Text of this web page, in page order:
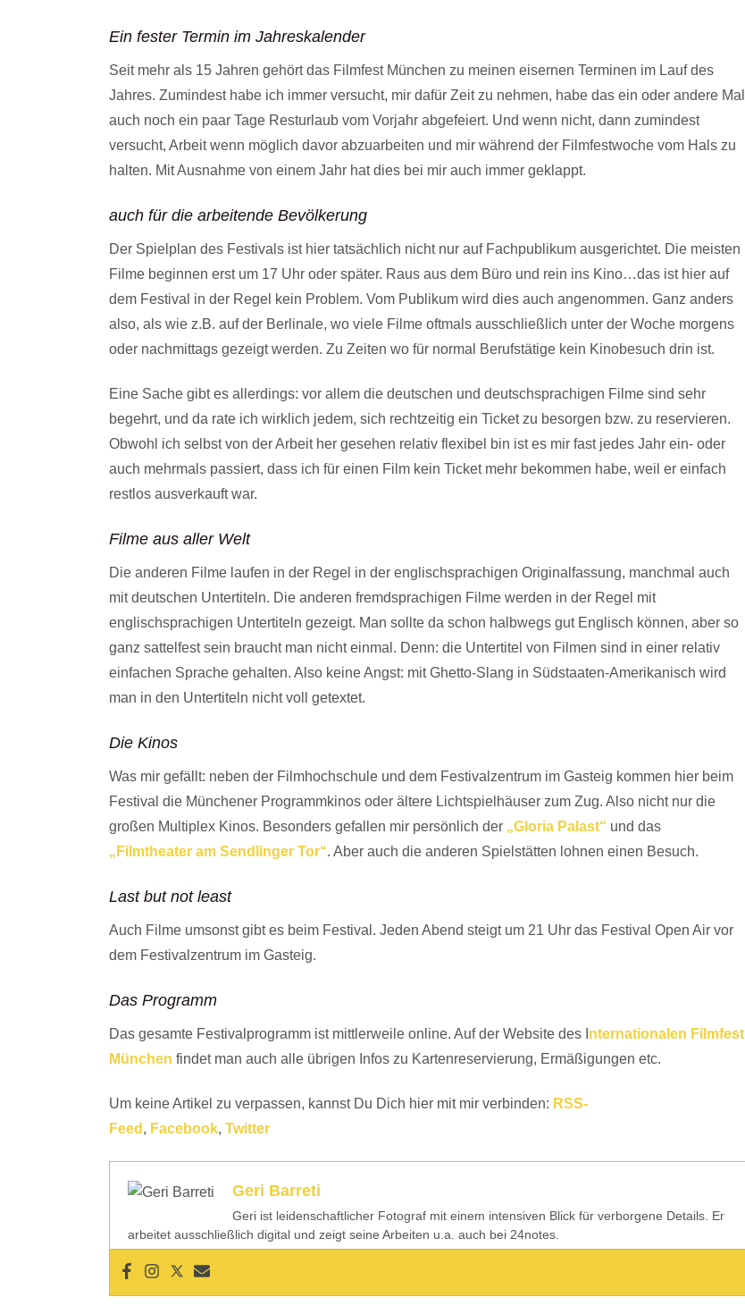
Ein fester Termin im Jahreskalender
Seit mehr als 15 Jahren gehört das Filmfest München zu meinen eisernen Terminen im Lauf des
Jahres. Zumindest habe ich immer versucht, mir dafür Zeit zu nehmen, habe das ein oder andere Mal
auch noch ein paar Tage Resturlaub vom Vorjahr abgefeiert. Und wenn nicht, dann zumindest
versucht, Arbeit wenn möglich davor abzuarbeiten und mir während der Filmfestwoche vom Hals zu
halten. Mit Ausnahme von einem Jahr hat dies bei mir auch immer geklappt.
auch für die arbeitende Bevölkerung
Der Spielplan des Festivals ist hier tatsächlich nicht nur auf Fachpublikum ausgerichtet. Die meisten
Filme beginnen erst um 17 Uhr oder später. Raus aus dem Büro und rein ins Kino…das ist hier auf
dem Festival in der Regel kein Problem. Vom Publikum wird dies auch angenommen. Ganz anders
also, als wie z.B. auf der Berlinale, wo viele Filme oftmals ausschließlich unter der Woche morgens
oder nachmittags gezeigt werden. Zu Zeiten wo für normal Berufstätige kein Kinobesuch drin ist.
Eine Sache gibt es allerdings: vor allem die deutschen und deutschsprachigen Filme sind sehr
begehrt, und da rate ich wirklich jedem, sich rechtzeitig ein Ticket zu besorgen bzw. zu reservieren.
Obwohl ich selbst von der Arbeit her gesehen relativ flexibel bin ist es mir fast jedes Jahr ein- oder
auch mehrmals passiert, dass ich für einen Film kein Ticket mehr bekommen habe, weil er einfach
restlos ausverkauft war.
Filme aus aller Welt
Die anderen Filme laufen in der Regel in der englischsprachigen Originalfassung, manchmal auch
mit deutschen Untertiteln. Die anderen fremdsprachigen Filme werden in der Regel mit
englischsprachigen Untertiteln gezeigt. Man sollte da schon halbwegs gut Englisch können, aber so
ganz sattelfest sein braucht man nicht einmal. Denn: die Untertitel von Filmen sind in einer relativ
einfachen Sprache gehalten. Also keine Angst: mit Ghetto-Slang in Südstaaten-Amerikanisch wird
man in den Untertiteln nicht voll getextet.
Die Kinos
Was mir gefällt: neben der Filmhochschule und dem Festivalzentrum im Gasteig kommen hier beim
Festival die Münchener Programmkinos oder ältere Lichtspielhäuser zum Zug. Also nicht nur die
großen Multiplex Kinos. Besonders gefallen mir persönlich der „Gloria Palast“ und das
„Filmtheater am Sendlinger Tor“. Aber auch die anderen Spielstätten lohnen einen Besuch.
Last but not least
Auch Filme umsonst gibt es beim Festival. Jeden Abend steigt um 21 Uhr das Festival Open Air vor
dem Festivalzentrum im Gasteig.
Das Programm
Das gesamte Festivalprogramm ist mittlerweile online. Auf der Website des I nternationalen Filmfest
München findet man auch alle übrigen Infos zu Kartenreservierung, Ermäßigungen etc.
Um keine Artikel zu verpassen, kannst Du Dich hier mit mir verbinden: RSS-
Feed , Facebook, Twitter
Geri Barreti
Geri ist leidenschaftlicher Fotograf mit einem intensiven Blick für verborgene Details. Er
arbeitet ausschließlich digital und zeigt seine Arbeiten u.a. auch bei 24notes.